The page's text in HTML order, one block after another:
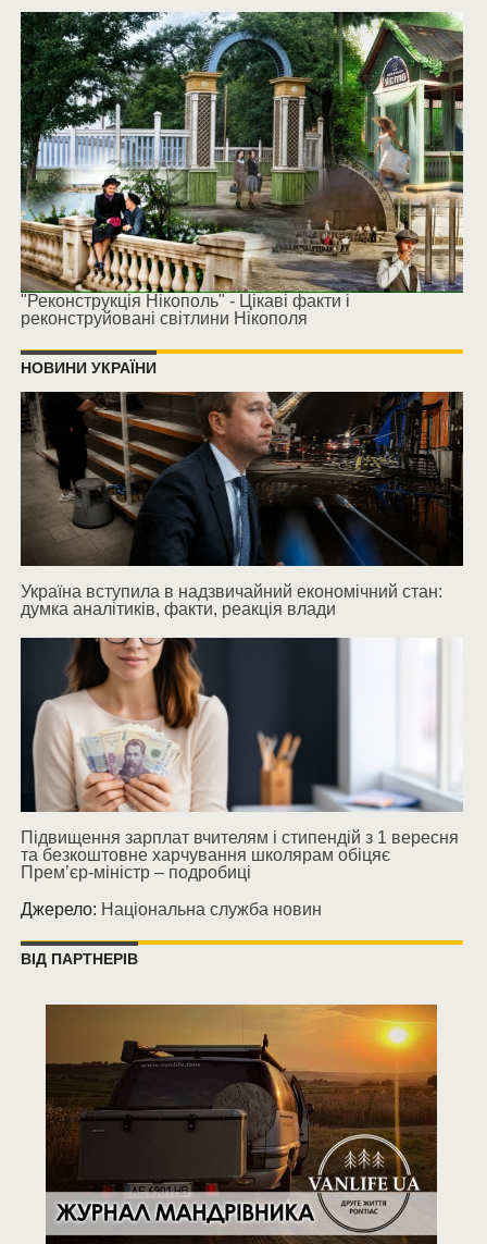
"Реконструкція Нікополь" - Цікаві факти і
реконструйовані світлини Нікополя
НОВИНИ УКРАЇНИ
Україна вступила в надзвичайний економічний стан:
думка аналітиків, факти, реакція влади
Підвищення зарплат вчителям і стипендій з 1 вересня
та безкоштовне харчування школярам обіцяє
Прем’єр-міністр – подробиці
Джерело: Національна служба новин
ВІД ПАРТНЕРІВ